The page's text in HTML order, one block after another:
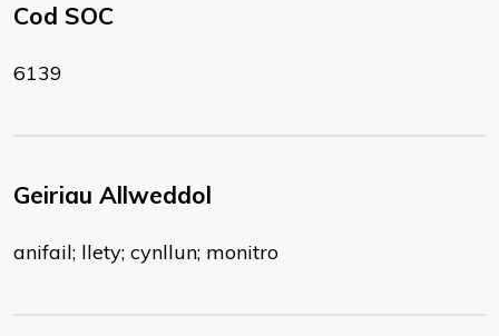
Cod SOC
6139
Geiriau Allweddol
anifail; llety; cynllun; monitro